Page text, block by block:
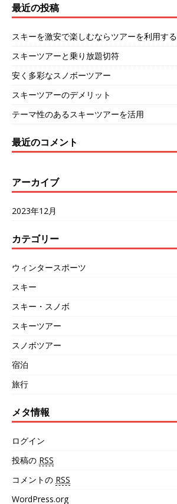
最近の投稿
スキーを激安で楽しむならツアーを利用する
スキーツアーと乗り放題切符
安く多彩なスノボーツアー
スキーツアーのデメリット
テーマ性のあるスキーツアーを活用
最近のコメント
アーカイブ
2023年12月
カテゴリー
ウィンタースポーツ
スキー
スキー・スノボ
スキーツアー
スノボツアー
宿泊
旅行
メタ情報
ログイン
投稿の RSS
コメントの RSS
WordPress.org